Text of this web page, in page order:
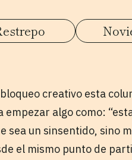
creativo esta
empezar algo como:
sea un sinsentido, sino
el mismo punto de